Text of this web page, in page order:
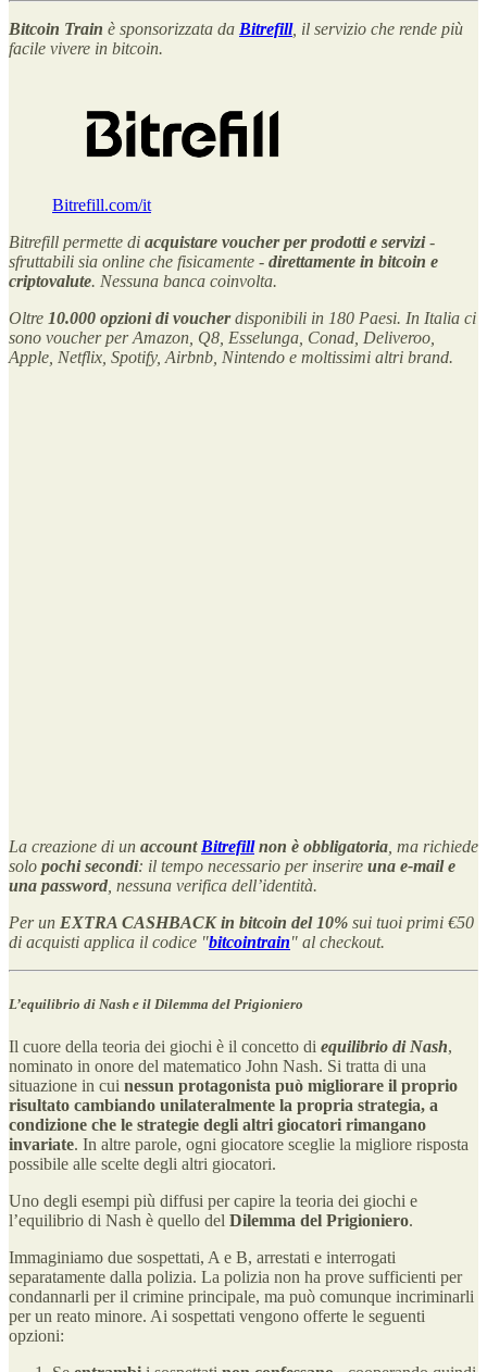
Bitcoin Train è sponsorizzata da Bitrefill, il servizio che rende più
facile vivere in bitcoin.
Bitrefill.com/it
Bitrefill permette di acquistare voucher per prodotti e servizi-
sfruttabili sia online che fisicamente - direttamente in bitcoin e
criptovalute. Nessuna banca coinvolta.
Oltre 10.000 opzioni di voucherdisponibili in 180 Paesi. In Italia ci
sono voucher per Amazon, Q8, Esselunga, Conad, Deliveroo,
Apple, Netflix, Spotify, Airbnb, Nintendo e moltissimi altri brand.
La creazione di un account Bitrefill non è obbligatoria , ma richiede
solo pochi secondi: il tempo necessario per inserire una e-mail e
una password , nessuna verifica dell’identità.
Per un EXTRA CASHBACK in bitcoin del 10% sui tuoi primi €50
di acquisti applica il codice "bitcointrain" al checkout.
L’equilibrio di Nash e il Dilemma del Prigioniero
Il cuore della teoria dei giochi è il concetto di equilibrio di Nash,
nominato in onore del matematico John Nash. Si tratta di una
situazione in cui nessun protagonista può migliorare il proprio
risultato cambiando unilateralmente la propria strategia, a
condizione che le strategie degli altri giocatori rimangano
invariate. In altre parole, ogni giocatore sceglie la migliore risposta
possibile alle scelte degli altri giocatori.
Uno degli esempi più diffusi per capire la teoria dei giochi e
l’equilibrio di Nash è quello del Dilemma del Prigioniero.
Immaginiamo due sospettati, A e B, arrestati e interrogati
separatamente dalla polizia. La polizia non ha prove sufficienti per
condannarli per il crimine principale, ma può comunque incriminarli
per un reato minore. Ai sospettati vengono offerte le seguenti
opzioni: